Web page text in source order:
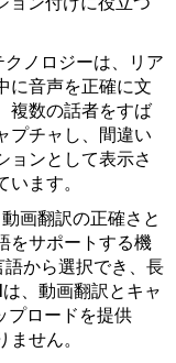
クノロジーは、リア
に音声を正確に文
複数の話者をすば
プチャし、間違い
ョンとして表示さ
います。
画翻訳の正確さと
をサポートする機
から選択でき、長
、動画翻訳とキャ
プロードを提供
せん。